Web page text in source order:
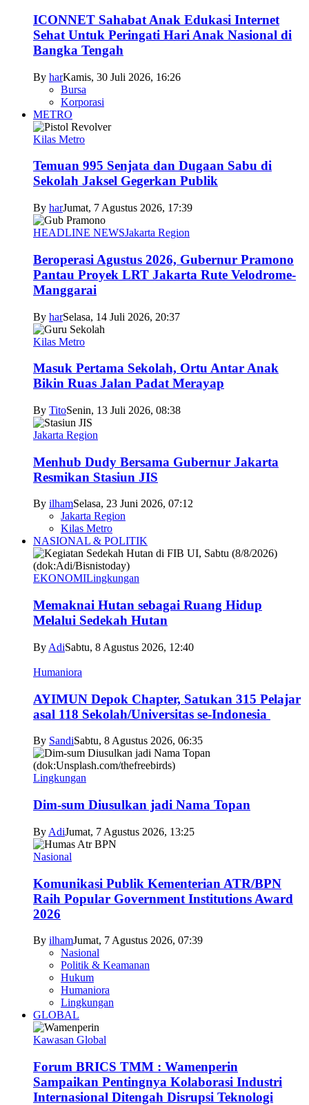
ICONNET Sahabat Anak Edukasi Internet
Sehat Untuk Peringati Hari Anak Nasional di
Bangka Tengah
By harKamis, 30 Juli 2026, 16:26
Bursa
Korporasi
METRO
Kilas Metro
Temuan 995 Senjata dan Dugaan Sabu di
Sekolah Jaksel Gegerkan Publik
By harJumat, 7 Agustus 2026, 17:39
HEADLINE NEWSJakarta Region
Beroperasi Agustus 2026, Gubernur Pramono
Pantau Proyek LRT Jakarta Rute Velodrome-
Manggarai
By harSelasa, 14 Juli 2026, 20:37
Kilas Metro
Masuk Pertama Sekolah, Ortu Antar Anak
Bikin Ruas Jalan Padat Merayap
By TitoSenin, 13 Juli 2026, 08:38
Jakarta Region
Menhub Dudy Bersama Gubernur Jakarta
Resmikan Stasiun JIS
By ilhamSelasa, 23 Juni 2026, 07:12
Jakarta Region
Kilas Metro
NASIONAL & POLITIK
EKONOMILingkungan
Memaknai Hutan sebagai Ruang Hidup
Melalui Sedekah Hutan
By AdiSabtu, 8 Agustus 2026, 12:40
Humaniora
AYIMUN Depok Chapter, Satukan 315 Pelajar
asal 118 Sekolah/Universitas se-Indonesia
By SandiSabtu, 8 Agustus 2026, 06:35
Lingkungan
Dim-sum Diusulkan jadi Nama Topan
By AdiJumat, 7 Agustus 2026, 13:25
Nasional
Komunikasi Publik Kementerian ATR/BPN
Raih Popular Government Institutions Award
2026
By ilhamJumat, 7 Agustus 2026, 07:39
Nasional
Politik & Keamanan
Hukum
Humaniora
Lingkungan
GLOBAL
Kawasan Global
Forum BRICS TMM : Wamenperin
Sampaikan Pentingnya Kolaborasi Industri
Internasional Ditengah Disrupsi Teknologi